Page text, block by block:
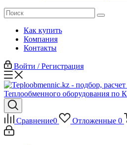
Как купить
Компания
Контакты
Войти / Регистрация
Сравнение0 Отложенные 0